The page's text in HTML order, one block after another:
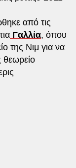
από τις
Γαλλία, όπου
της Νιμ για να
θεωρείο